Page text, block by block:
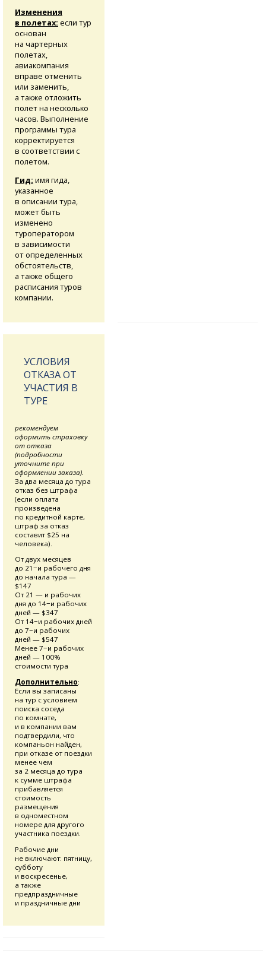
Изменения
в полетах: если тур
основан
на чартерных
полетах,
авиакомпания
вправе отменить
или заменить,
а также отложить
полет на несколько
часов. Выполнение
программы тура
корректируется
в соответствии с
полетом.
Гид: имя гида,
указанное
в описании тура,
может быть
изменено
туроператором
в зависимости
от определенных
обстоятельств,
а также общего
расписания туров
компании.
УСЛОВИЯ
ОТКАЗА ОТ
УЧАСТИЯ В
ТУРЕ
рекомендуем
оформить страховку
от отказа
(подробности
уточните при
оформлении заказа).
За два месяца до тура
отказ без штрафа
(если оплата
произведена
по кредитной карте,
штраф за отказ
составит $25 на
человека).
От двух месяцев
до 21−и рабочего дня
до начала тура —
$147
От 21 — и рабочих
дня до 14−и рабочих
дней — $347
От 14−и рабочих дней
до 7−и рабочих
дней — $547
Менее 7−и рабочих
дней — 100%
стоимости тура
Дополнительно:
Если вы записаны
на тур с условием
поиска соседа
по комнате,
и в компании вам
подтвердили, что
компаньон найден,
при отказе от поездки
менее чем
за 2 месяца до тура
к сумме штрафа
прибавляется
стоимость
размещения
в одноместном
номере для другого
участника поездки.
Рабочие дни
не включают: пятницу,
субботу
и воскресенье,
а также
предпраздничные
и праздничные дни